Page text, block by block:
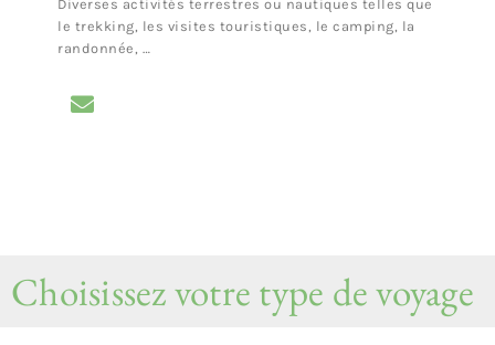
Diverses activités terrestres ou nautiques telles que
le trekking, les visites touristiques, le camping, la
randonnée, …
Choisissez votre type de voyage